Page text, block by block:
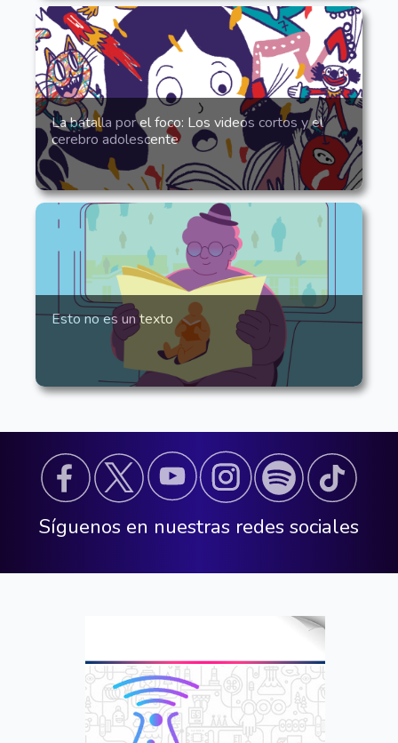
La batalla por el foco: Los videos cortos y el
cerebro adolescente
Esto no es un texto
Síguenos en nuestras redes sociales